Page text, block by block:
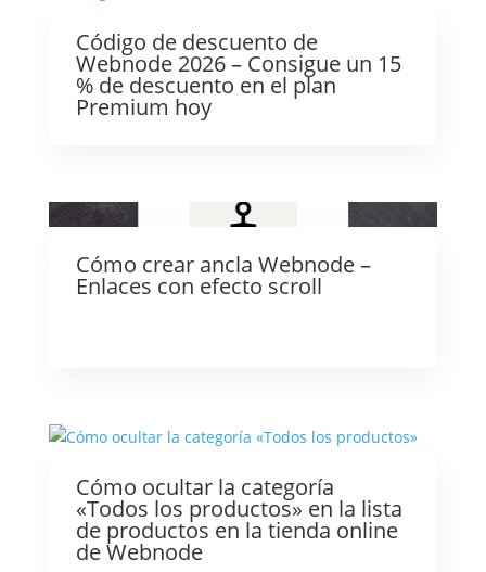
Código de descuento de
Webnode 2026 – Consigue un 15
% de descuento en el plan
Premium hoy
Cómo crear ancla Webnode –
Enlaces con efecto scroll
Cómo ocultar la categoría
«Todos los productos» en la lista
de productos en la tienda online
de Webnode